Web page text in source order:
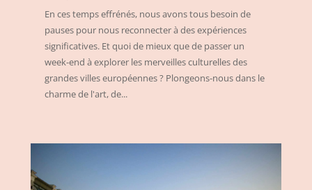
En ces temps effrénés, nous avons tous besoin de
pauses pour nous reconnecter à des expériences
significatives. Et quoi de mieux que de passer un
week-end à explorer les merveilles culturelles des
grandes villes européennes ? Plongeons-nous dans le
charme de l'art, de...